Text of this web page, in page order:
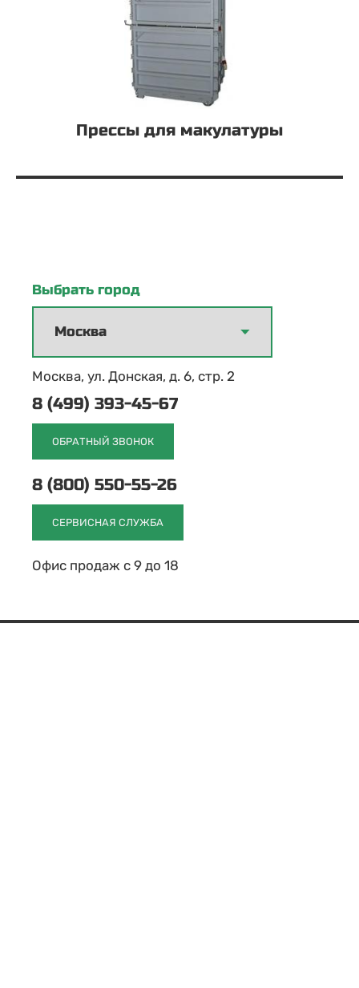
Прессы для макулатуры
Выбрать город
Москва, ул. Донская, д. 6, стр. 2
8 (499) 393-45-67
ОБРАТНЫЙ ЗВОНОК
8 (800) 550-55-26
СЕРВИСНАЯ СЛУЖБА
Офис продаж с 9 до 18